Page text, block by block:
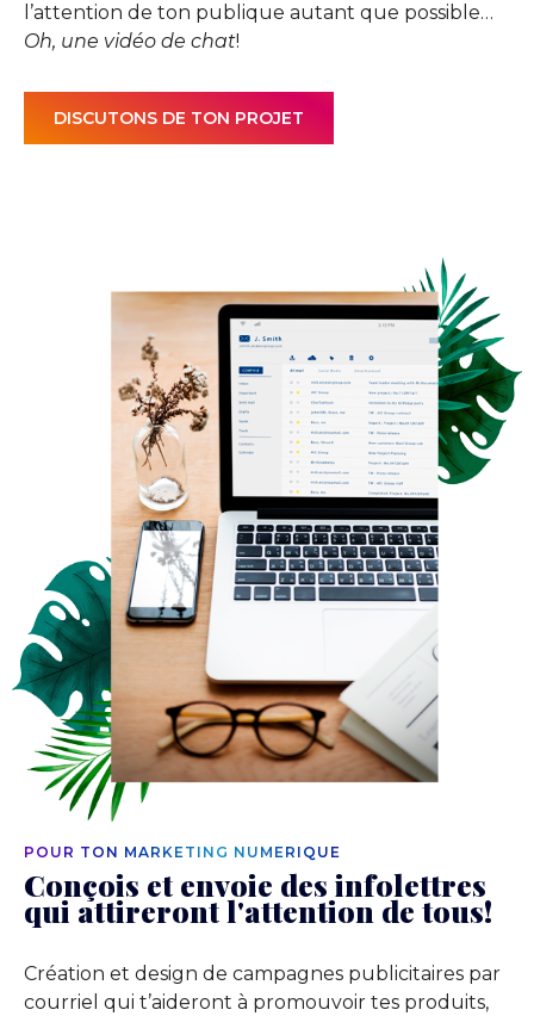
l’attention de ton publique autant que possible…
Oh, une vidéo de chat!
DISCUTONS DE TON PROJET
POUR TON MARKETING NUMÉRIQUE
Conçois et envoie des infolettres
qui attireront l'attention de tous!
Création et design de campagnes publicitaires par
courriel qui t’aideront à promouvoir tes produits,